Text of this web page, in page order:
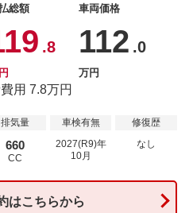
総額
.8
用 7.8万円
車両価格
112 .0
万円
排気量
660
CC
車検有無
2027(R9)年
10月
修復歴
なし
はこちらから